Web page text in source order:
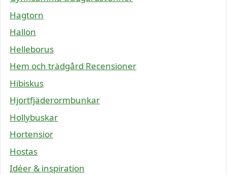
Hagtorn
Hallon
Helleborus
Hem och trädgård Recensioner
Hibiskus
Hjortfjäderormbunkar
Hollybuskar
Hortensior
Hostas
Idéer & inspiration